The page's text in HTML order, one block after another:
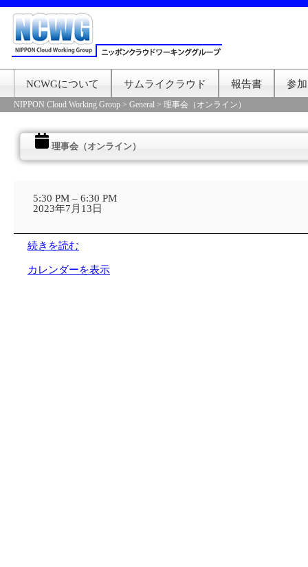
NCWGについて サムライクラウド 報告書 参
NIPPON Cloud Working Group > General > 理事会（オンライン）
理事会（オンライン）
5:30 PM – 6:30 PM
2023年7月13日
続きを読む
カレンダーを表示